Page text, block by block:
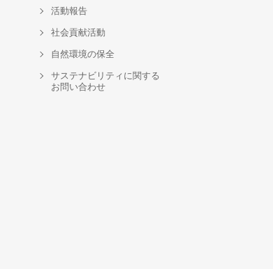
活動報告
社会貢献活動
自然環境の保全
サステナビリティに関する
お問い合わせ